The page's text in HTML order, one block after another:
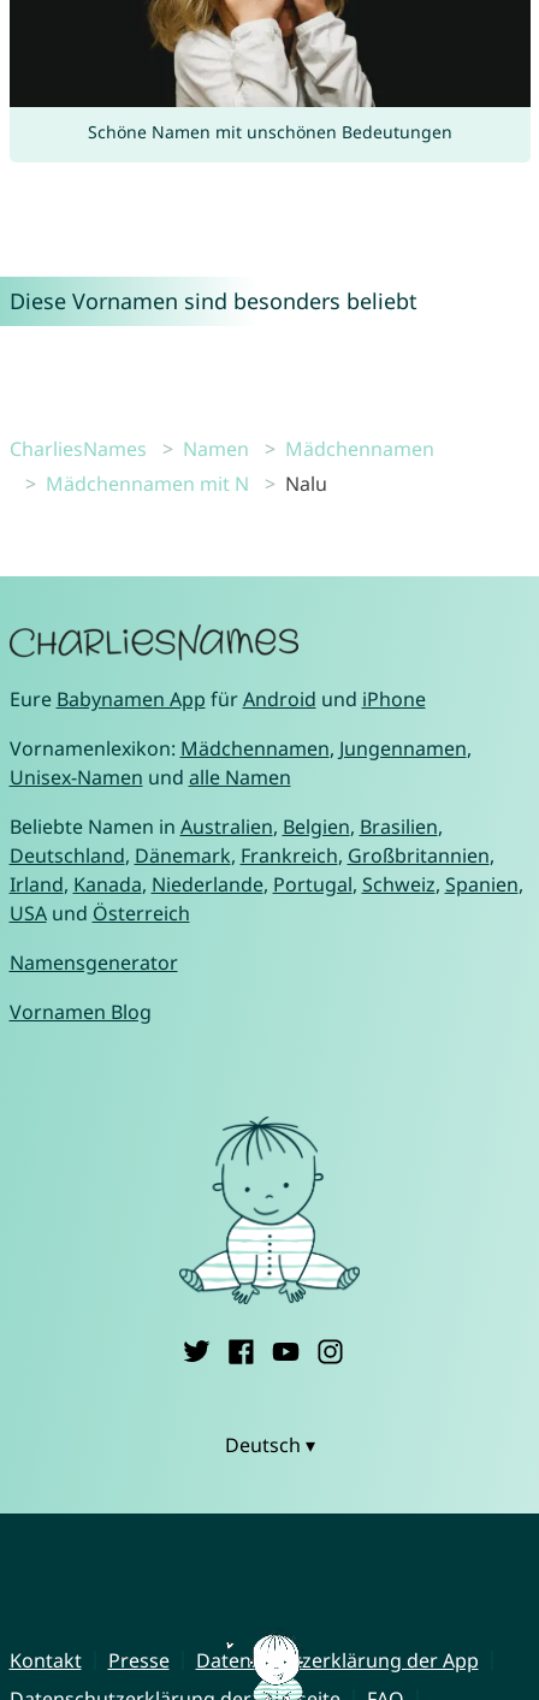
Schöne Namen mit unschönen Bedeutungen
Diese Vornamen sind besonders beliebt
CharliesNames Namen
Mädchennamen
Mädchennamen mit N
Nalu
Eure Babynamen App fürAndroid und iPhone
Vornamenlexikon: Mädchennamen, Jungennamen,
Unisex-Namen und alle Namen
Beliebte Namen in Australien, Belgien, Brasilien,
Deutschland, Dänemark, Frankreich, Großbritannien,
Irland, Kanada, Niederlande, Portugal, Schweiz, Spanien,
USAund Österreich
Namensgenerator
Vornamen Blog
Deutsch ▾
Kontakt Presse
Datenschutzerklärung der App